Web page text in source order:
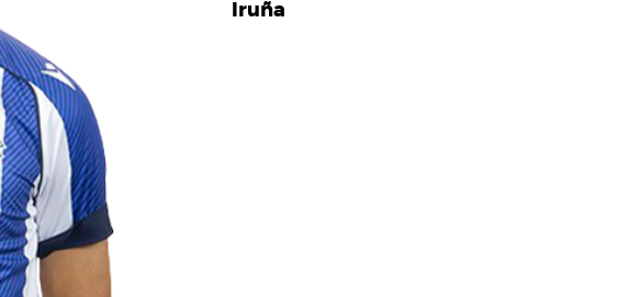
Iruña